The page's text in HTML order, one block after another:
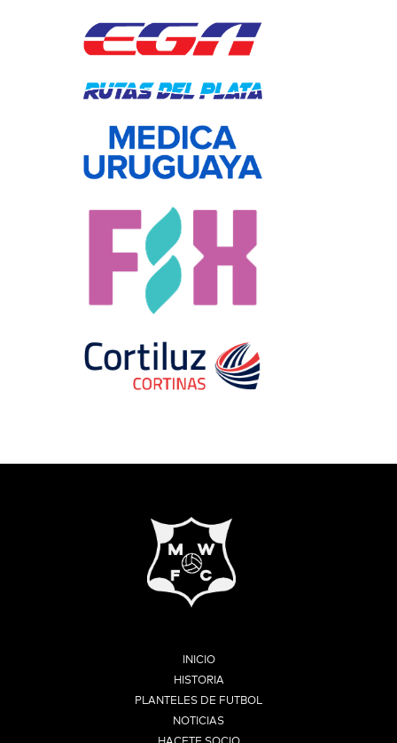
INICIO
HISTORIA
PLANTELES DE FUTBOL
NOTICIAS